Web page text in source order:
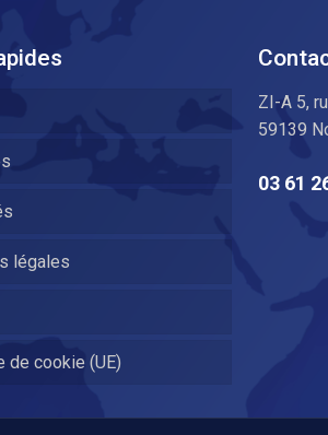
légales
de cookie (UE)
ZI-A 5,
59139
03 61